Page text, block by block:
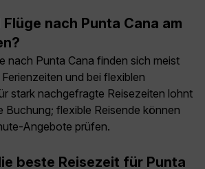
nach Punta Cana am
nach Punta Cana finden sich meist
und bei flexiblen
stark nachgefragte Reisezeiten lohnt
Buchung; flexible Reisende können
Angebote prüfen.
beste Reisezeit für Punta